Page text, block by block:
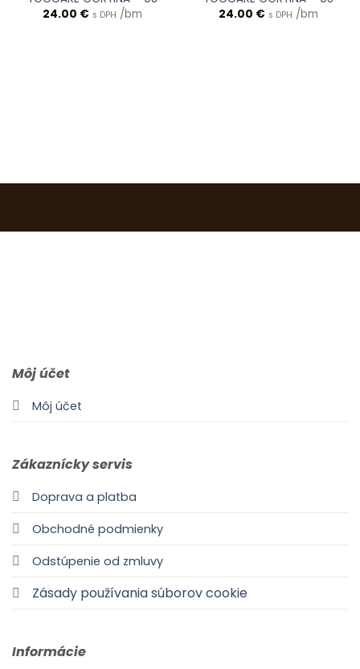
24.00 € s DPH /bm
24.00 € s DPH /bm
Môj účet
Môj účet
Zákaznícky servis
Doprava a platba
Obchodné podmienky
Odstúpenie od zmluvy
Zásady používania súborov cookie
Informácie